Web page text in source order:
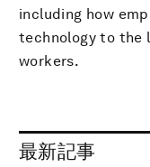
including how
technology to the
workers.
最新記事